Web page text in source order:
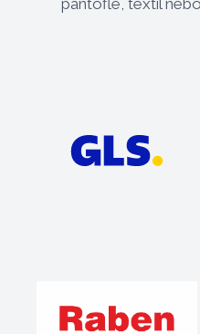
pantofle, textil